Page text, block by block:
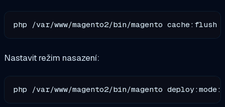
Nastavit režim nasazení: